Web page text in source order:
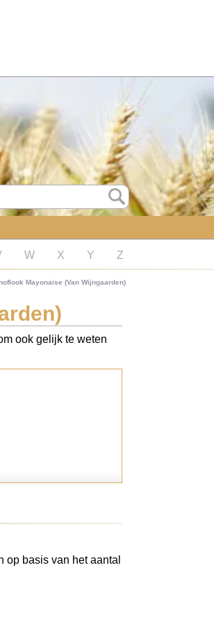
W X Y Z
Mayonaise (Van Wijngaarden)
ook gelijk te weten
basis van het aantal